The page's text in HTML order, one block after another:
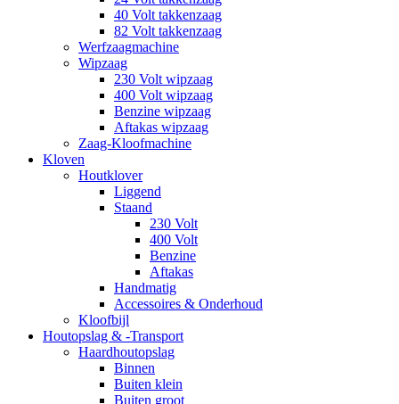
40 Volt takkenzaag
82 Volt takkenzaag
Werfzaagmachine
Wipzaag
230 Volt wipzaag
400 Volt wipzaag
Benzine wipzaag
Aftakas wipzaag
Zaag-Kloofmachine
Kloven
Houtklover
Liggend
Staand
230 Volt
400 Volt
Benzine
Aftakas
Handmatig
Accessoires & Onderhoud
Kloofbijl
Houtopslag & -Transport
Haardhoutopslag
Binnen
Buiten klein
Buiten groot